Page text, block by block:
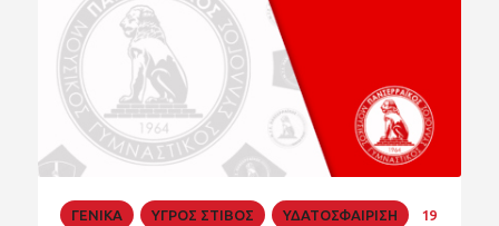
ΓΕΝΙΚΑ ΥΓΡΟΣ ΣΤΙΒΟΣ ΥΔΑΤΟΣΦΑΙΡΙΣΗ
19